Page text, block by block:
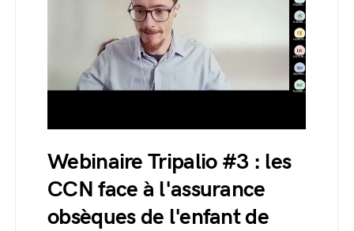
Webinaire Tripalio #3 : les
CCN face à l'assurance
obsèques de l'enfant de